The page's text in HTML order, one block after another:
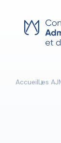
content
AccueilLes